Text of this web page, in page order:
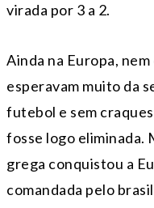
virada por 3 a 2.
Ainda na Europa,
esperavam muito da
futebol e sem
fosse logo eliminada.
grega conquistou a
comandada pelo